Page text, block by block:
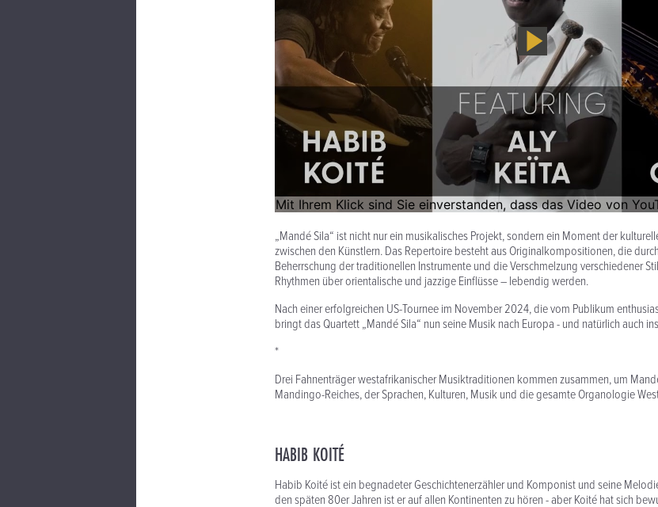
„Mandé Sila“ ist nicht nur ein musikalisches Projekt, sondern ein Moment der
zwischen den Künstlern. Das Repertoire besteht aus Originalkompositionen, die
Beherrschung der traditionellen Instrumente und die Verschmelzung verschiedener
Rhythmen über orientalische und jazzige Einflüsse – lebendig werden.
Nach einer erfolgreichen US-Tournee im November 2024, die vom Publikum
bringt das Quartett „Mandé Sila“ nun seine Musik nach Europa - und natürlich auch
*
Drei Fahnenträger westafrikanischer Musiktraditionen kommen zusammen, um
Mandingo-Reiches, der Sprachen, Kulturen, Musik und die gesamte Organologie
HABIB KOITÉ
Habib Koité ist ein begnadeter Geschichtenerzähler und Komponist und seine
den späten 80er Jahren ist er auf allen Kontinenten zu hören - aber Koité hat sich